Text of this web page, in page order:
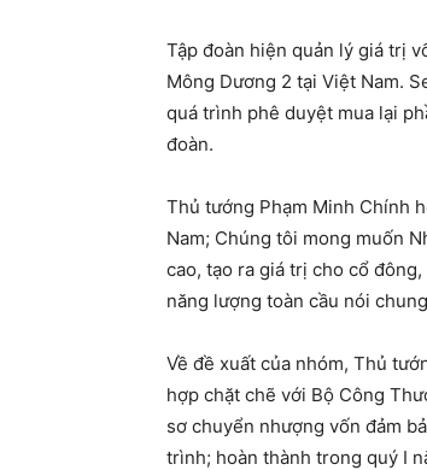
Tập đoàn hiện quản lý giá trị
Mông Dương 2 tại Việt Nam.
quá trình phê duyệt mua lại
đoàn.
Thủ tướng Phạm Minh Chính
Nam; Chúng tôi mong muốn
cao, tạo ra giá trị cho cổ
năng lượng toàn cầu nói
Về đề xuất của nhóm, Thủ
hợp chặt chẽ với Bộ Công
sơ chuyển nhượng vốn đảm
trình; hoàn thành trong quý I